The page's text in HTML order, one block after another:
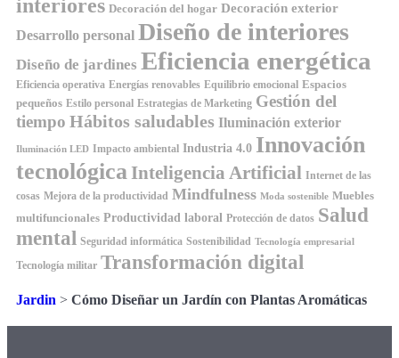
Decoración del hogar Decoración exterior
Desarrollo personal Diseño de interiores
Diseño de jardines Eficiencia energética
Eficiencia operativa Energías renovables Equilibrio emocional Espacios
pequeños Estilo personal Estrategias de Marketing Gestión del
tiempo Hábitos saludables Iluminación exterior
Iluminación LED Impacto ambiental Industria 4.0 Innovación
tecnológica Inteligencia Artificial Internet de las
cosas Mejora de la productividad Mindfulness Moda sostenible Muebles
multifuncionales Productividad laboral Protección de datos Salud
mental Seguridad informática Sostenibilidad Tecnología empresarial
Tecnología militar Transformación digital
Jardin > Cómo Diseñar un Jardín con Plantas Aromáticas